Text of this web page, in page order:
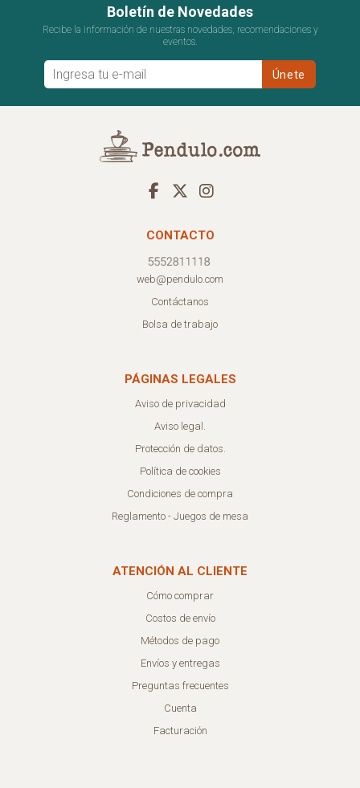
Boletín de Novedades
Recibe la información de nuestras novedades, recomendaciones y
eventos.
CONTACTO
web@pendulo.com
Contáctanos
Bolsa de trabajo
PÁGINAS LEGALES
Aviso de privacidad
Aviso legal.
Protección de datos.
Política de cookies
Condiciones de compra
Reglamento - Juegos de mesa
ATENCIÓN AL CLIENTE
Cómo comprar
Costos de envío
Métodos de pago
Envíos y entregas
Preguntas frecuentes
Cuenta
Facturación